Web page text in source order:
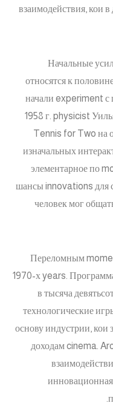
взаимодействия, кои
Начальные
относятся к
начали experiment с
1958 г. physicist
Tennis for Two на
изначальных
элементарное по
шансы innovations для
человек мог
Переломным
1970-х years.
в тысяча
технологические
основу индустрии, кои
доходам cinema.
инновационная